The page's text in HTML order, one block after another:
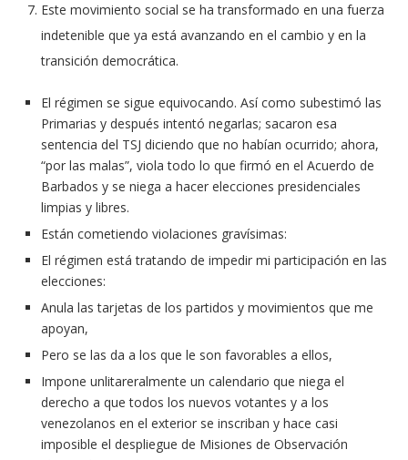
Este movimiento social se ha transformado en una fuerza
indetenible que ya está avanzando en el cambio y en la
transición democrática.
El régimen se sigue equivocando. Así como subestimó las
Primarias y después intentó negarlas; sacaron esa
sentencia del TSJ diciendo que no habían ocurrido; ahora,
“por las malas”, viola todo lo que firmó en el Acuerdo de
Barbados y se niega a hacer elecciones presidenciales
limpias y libres.
Están cometiendo violaciones gravísimas:
El régimen está tratando de impedir mi participación en las
elecciones:
Anula las tarjetas de los partidos y movimientos que me
apoyan,
Pero se las da a los que le son favorables a ellos,
Impone unlitareralmente un calendario que niega el
derecho a que todos los nuevos votantes y a los
venezolanos en el exterior se inscriban y hace casi
imposible el despliegue de Misiones de Observación